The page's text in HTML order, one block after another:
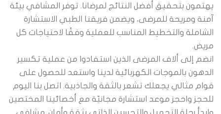
بتحقيق أفضل النتائج لمرضانا. توفر المشافي بيئة
ومريحة للمرضى، ويضمن فريقنا الطبي الاستشارة
والتخطيط المناسب للعملية وفقًا لاحتياجات كل
إلى ألاف المرضى الذين استفادوا من عملية تكسير
بالموجات الكهربائية لدينا واستعد للحصول على
مثالي يجعلك تشعر بالثقة والجاذبية. اتصل بنا اليوم
واحجز موعد استشارة مجانيّة مع أخصائينا المختصين
رحلة التجميل والتحسين الذاتي بثقة وأمان. مشافي